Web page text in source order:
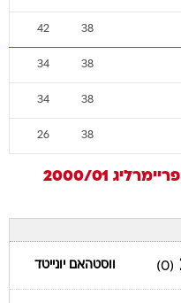
38
42
38
34
38
34
38
26
פריימרליג 2000/01
(0) ווסטהאם יונייטד